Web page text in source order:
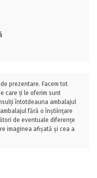
prezentare. Facem tot
care ți le oferim sunt
întotdeauna ambalajul
fără o înștiințare
de eventuale diferențe
imaginea afișată și cea a